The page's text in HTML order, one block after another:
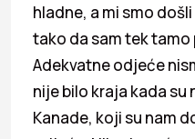
hladne, a mi smo
tako da sam tek
Adekvatne odjeće
nije bilo kraja kada
Kanade, koji su nam